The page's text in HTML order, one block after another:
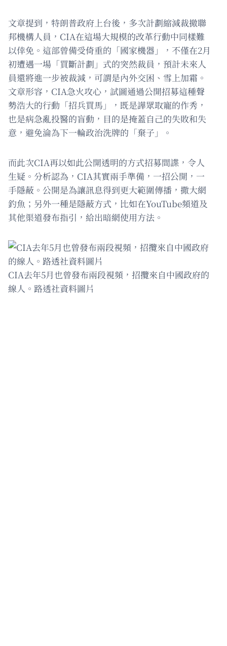
文章提到，特朗普政府上台後，多次計劃縮減裁撤聯
邦機構人員，CIA在這場大規模的改革行動中同樣難
以倖免。這部曾備受倚重的「國家機器」，不僅在2月
初遭遇一場「買斷計劃」式的突然裁員，預計未來人
員還將進一步被裁減，可謂是內外交困、雪上加霜。
文章形容，CIA急火攻心，試圖通過公開招募這種聲
勢浩大的行動「招兵買馬」，既是譁眾取寵的作秀，
也是病急亂投醫的盲動，目的是掩蓋自己的失敗和失
意，避免淪為下一輪政治洗牌的「棄子」。
而此次CIA再以如此公開透明的方式招募間諜，令人
生疑。分析認為，CIA其實兩手準備，一招公開，一
手隱蔽。公開是為讓訊息得到更大範圍傳播，撒大網
釣魚；另外一種是隱蔽方式，比如在YouTube頻道及
其他渠道發布指引，給出暗網使用方法。
CIA去年5月也曾發布兩段視頻，招攬來自中國政府的
線人。路透社資料圖片